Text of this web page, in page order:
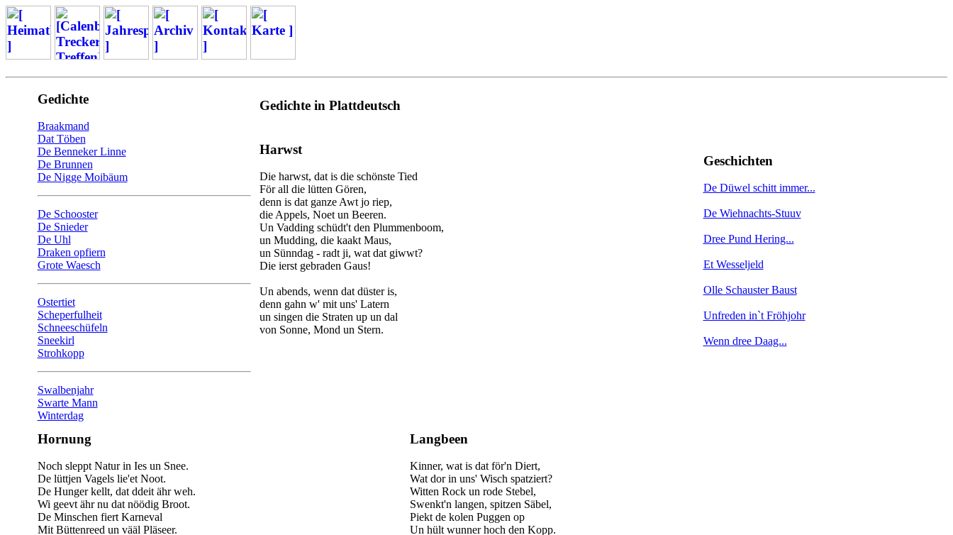
Gedichte
Braakmand
Dat Töben
De Benneker Linne
De Brunnen
De Nigge Moibäum
De Schooster
De Snieder
De Uhl
Draken opfiern
Grote Waesch
Ostertiet
Scheperfulheit
Schneeschüfeln
Sneekirl
Strohkopp
Swalbenjahr
Swarte Mann
Winterdag
Gedichte in Plattdeutsch
Geschichten
De Düwel schitt immer...
De Wiehnachts-Stuuv
Dree Pund Hering...
Et Wesseljeld
Olle Schauster Baust
Unfreden in`t Fröhjohr
Wenn dree Daag...
Harwst
Die harwst, dat is die schönste Tied
För all die lütten Gören,
denn is dat ganze Awt jo riep,
die Appels, Noet un Beeren.
Un Vadding schüdt't den Plummenboom,
un Mudding, die kaakt Maus,
un Sünndag - radt ji, wat dat giwwt?
Die ierst gebraden Gaus!
Un abends, wenn dat düster is,
denn gahn w' mit uns' Latern
un singen die Straten up un dal
von Sonne, Mond un Stern.
Hornung
Noch sleppt Natur in Ies un Snee.
De lüttjen Vagels lie'et Noot.
De Hunger kellt, dat ddeit ähr weh.
Wi geevt ähr nu dat nöödig Broot.
De Minschen fiert Karneval
Mit Büttenreed un vääl Pläseer.
Langbeen
Kinner, wat is dat för'n Diert,
Wat dor in uns' Wisch spatziert?
Witten Rock un rode Stebel,
Swenkt'n langen, spitzen Säbel,
Piekt de kolen Puggen op
Un hült wunner hoch den Kopp.